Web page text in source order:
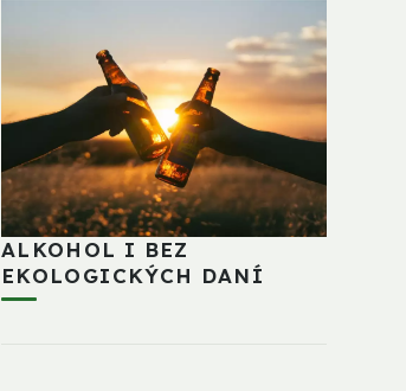
ALKOHOL I BEZ
EKOLOGICKÝCH DANÍ